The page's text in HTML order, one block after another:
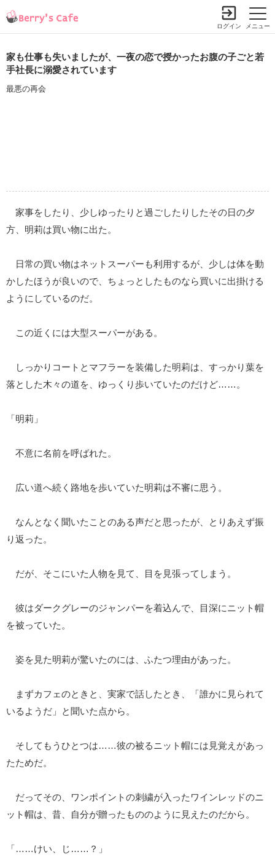
メニュー
ログイン
家も仕事も失いましたが、一夜の恋で授かったお腹の子ごと若
手社長に溺愛されています
最悪の再会
家事をしたり、少しゆったりと過ごしたりしたその日の夕
方、明莉は買い物に出た。
日常の買い物はネットスーパーも利用するが、少しは体を動
かしたほうが良いので、ちょっとしたものなら買いに出掛ける
ようにしているのだ。
この近くには大型スーパーがある。
しっかりコートとマフラーを装備した明莉は、すっかり葉を
落とした木々の道を、ゆっくり歩いていたのだけど……。
「明莉」
不意に名前を呼ばれた。
広い道へ続く路地を歩いていた明莉は不審に思う。
なんとなく聞いたことのある声だと思ったが、とりあえず振
り返った。
だが、そこにいた人物を見て、目を見張ってしまう。
彼はダークグレーのジャンパーを着込んで、目深にニット帽
を被っていた。
姿を見た明莉が驚いたのには、ふたつ理由があった。
まずカフェのときと、実家で話したとき、「誰かに見られて
いるようだ」と聞いた点から。
そしてもうひとつは……彼の被るニット帽には見覚えがあっ
たためだ。
だってその、ワンポイントの刺繍が入ったワインレッドのニ
ット帽は、昔、自分が贈ったもののように見えたのだから。
「……けい、じ……？」